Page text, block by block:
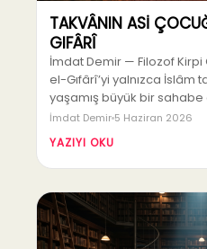
TAKVÂNIN ASİ
GIFÂRÎ
İmdat Demir — Filozof Kirpi
el-Gıfârî’yi yalnızca
yaşamış büyük bir
İmdat Demir 5 Haziran 2026
YAZIYI OKU